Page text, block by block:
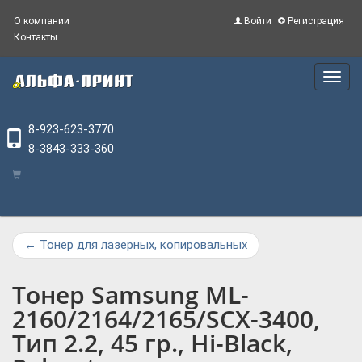
Войти Регистрация
О компании
Контакты
Main
Menu
8-923-623-3770
8-3843-333-360
← Тонер для лазерных, копировальных
Тонер Samsung ML-
2160/2164/2165/SCX-3400,
Тип 2.2, 45 гр., Hi-Black,